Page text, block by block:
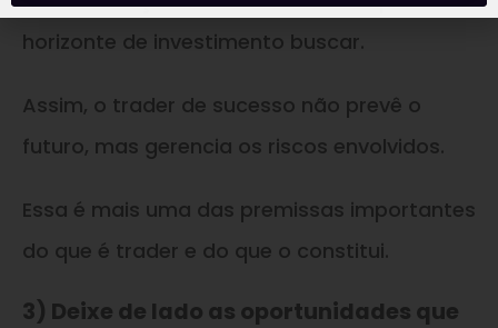
horizonte de investimento buscar.
Assim, o trader de sucesso não prevê o
futuro, mas gerencia os riscos envolvidos.
Essa é mais uma das premissas importantes
do que é trader e do que o constitui.
3) Deixe de lado as oportunidades que